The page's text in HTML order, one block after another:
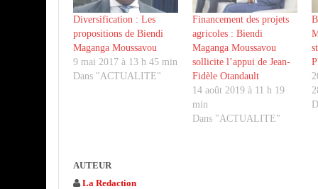
Diversification : Les
propositions de Biendi
Maganga Moussavou
9 mai 2017 à 13 h 45 min
Dans "ACTUALITE"
Financement des projets
agricoles : Biendi
Maganga Moussavou
sollicite l’appui de Jean-
Fidèle Otandault
14 août 2019 à 11 h 19
min
Dans "ACTUALITE"
AUTEUR
La Redaction